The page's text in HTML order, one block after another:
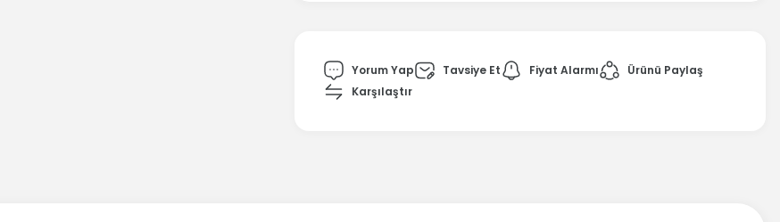
Yorum Yap Tavsiye Et Fiyat Alarmı
Ürünü Paylaş
Karşılaştır